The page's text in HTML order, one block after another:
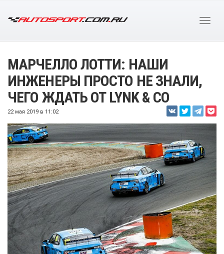
МАРЧЕЛЛО ЛОТТИ: НАШИ
ИНЖЕНЕРЫ ПРОСТО НЕ ЗНАЛИ,
ЧЕГО ЖДАТЬ ОТ LYNK & CO
22 мая 2019 в 11:02